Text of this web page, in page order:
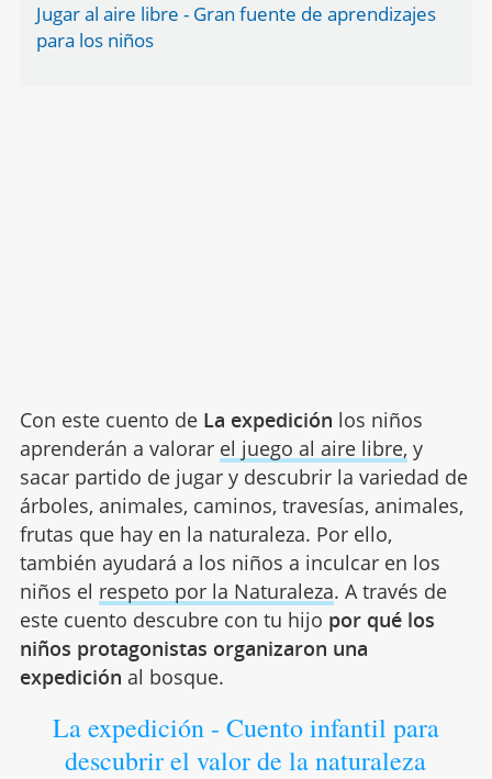
Jugar al aire libre - Gran fuente de aprendizajes
para los niños
Con este cuento de La expedición los niños
aprenderán a valorar el juego al aire libre, y
sacar partido de jugar y descubrir la variedad de
árboles, animales, caminos, travesías, animales,
frutas que hay en la naturaleza. Por ello,
también ayudará a los niños a inculcar en los
niños el respeto por la Naturaleza. A través de
este cuento descubre con tu hijo por qué los
niños protagonistas organizaron una
expedición al bosque.
La expedición - Cuento infantil para
descubrir el valor de la naturaleza